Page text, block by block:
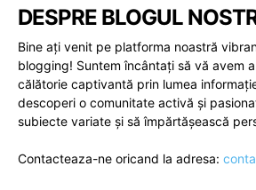
DESPRE BLOGUL
Bine ați venit pe platforma noastră
blogging! Suntem încântați să vă avem
călătorie captivantă prin lumea
descoperi o comunitate activă și
subiecte variate și să împărtășească
Contacteaza-ne oricand la adresa: